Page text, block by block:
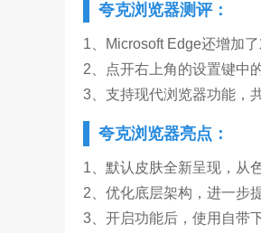
夸克浏览器测评：
1、Microsoft Edge还增加
2、点开右上角的设置键中
3、支持现代浏览器功能，
夸克浏览器亮点：
1、默认皮肤全新呈现，从
2、优化底层架构，进一步
3、开启功能后，使用自带